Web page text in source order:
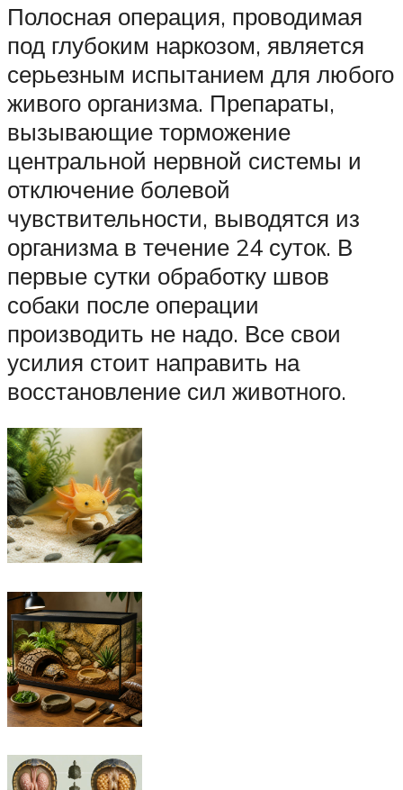
Полосная операция, проводимая
под глубоким наркозом, является
серьезным испытанием для любого
живого организма. Препараты,
вызывающие торможение
центральной нервной системы и
отключение болевой
чувствительности, выводятся из
организма в течение 24 суток. В
первые сутки обработку швов
собаки после операции
производить не надо. Все свои
усилия стоит направить на
восстановление сил животного.